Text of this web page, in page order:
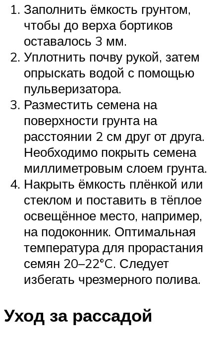
Заполнить ёмкость грунтом,
чтобы до верха бортиков
оставалось 3 мм.
Уплотнить почву рукой, затем
опрыскать водой с помощью
пульверизатора.
Разместить семена на
поверхности грунта на
расстоянии 2 см друг от друга.
Необходимо покрыть семена
миллиметровым слоем грунта.
Накрыть ёмкость плёнкой или
стеклом и поставить в тёплое
освещённое место, например,
на подоконник. Оптимальная
температура для прорастания
семян 20–22°C. Следует
избегать чрезмерного полива.
Уход за рассадой